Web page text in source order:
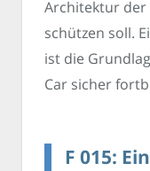
Architektur der
schützen soll.
ist die
Car sicher
F 015: